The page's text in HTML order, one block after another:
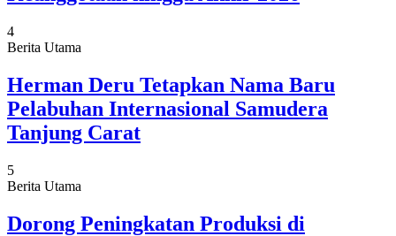
4
Berita Utama
Herman Deru Tetapkan Nama Baru
Pelabuhan Internasional Samudera
Tanjung Carat
5
Berita Utama
Dorong Peningkatan Produksi di